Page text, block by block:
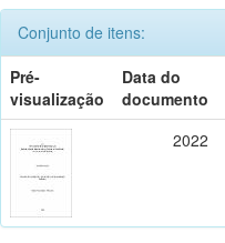
Conjunto de itens:
Pré-
visualização
Data do
documento
2022